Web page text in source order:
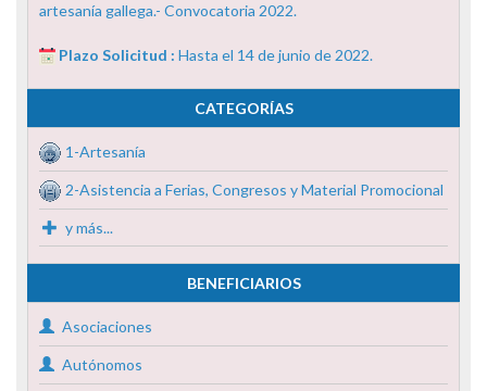
artesanía gallega.- Convocatoria 2022.
Plazo Solicitud : Hasta el 14 de junio de 2022.
CATEGORÍAS
1-Artesanía
2-Asistencia a Ferias, Congresos y Material Promocional
y más...
BENEFICIARIOS
Asociaciones
Autónomos